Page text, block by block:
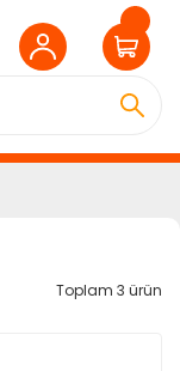
Toplam 3 ürün